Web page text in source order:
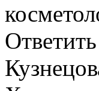
Ответить